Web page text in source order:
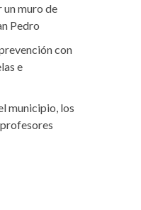
un muro de
Pedro
con
e
municipio, los